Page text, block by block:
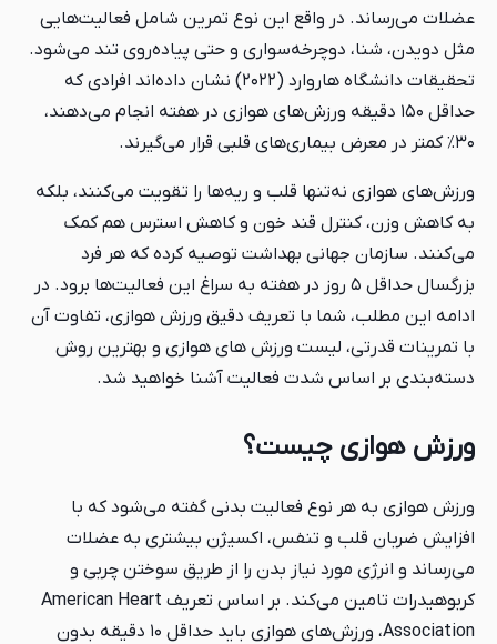
عضلات می‌رساند. در واقع این نوع تمرین شامل فعالیت‌هایی
مثل دویدن، شنا، دوچرخه‌سواری و حتی پیاده‌روی تند می‌شود.
تحقیقات دانشگاه هاروارد (۲۰۲۲) نشان داده‌اند افرادی که
حداقل ۱۵۰ دقیقه ورزش‌های هوازی در هفته انجام می‌دهند،
۳۰٪ کمتر در معرض بیماری‌های قلبی قرار می‌گیرند.
ورزش‌های هوازی نه‌تنها قلب و ریه‌ها را تقویت می‌کنند، بلکه
به کاهش وزن، کنترل قند خون و کاهش استرس هم کمک
می‌کنند. سازمان جهانی بهداشت توصیه کرده که هر فرد
بزرگسال حداقل ۵ روز در هفته به سراغ این فعالیت‌ها برود. در
ادامه این مطلب، شما با تعریف دقیق ورزش هوازی، تفاوت آن
با تمرینات قدرتی، لیست ورزش های هوازی و بهترین روش
دسته‌بندی بر اساس شدت فعالیت آشنا خواهید شد.
ورزش هوازی چیست؟
ورزش هوازی به هر نوع فعالیت بدنی گفته می‌شود که با
افزایش ضربان قلب و تنفس، اکسیژن بیشتری به عضلات
می‌رساند و انرژی مورد نیاز بدن را از طریق سوختن چربی و
کربوهیدرات تامین می‌کند. بر اساس تعریف American Heart
Association، ورزش‌های هوازی باید حداقل ۱۰ دقیقه بدون